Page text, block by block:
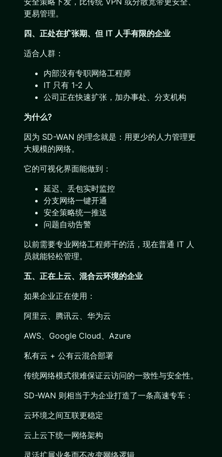
更易管理。
四、正处在扩张期、但 IT 人手有限的企业
适合人群：
内部没有专职网络工程师
IT 只有 1-2 人
公司正在快速扩张，加办事处、分支机构
为什么?
因为 SD-WAN 的理念就是：用更少的人力管理更
大规模的网络。
它的可视化界面能做到：
延迟、丢包实时监控
分支网络一键开通
安全策略统一推送
问题自动告警
以前需要专业网络工程师干的活，现在普通 IT 人
员就能轻松管理。
五、正在上云、混合云环境的企业
如果企业正在使用：
阿里云、腾讯云、华为云
AWS、Google Cloud、Azure
私有云 + 公有云混合部署
传统网络模式很难保证云访问的一致性与安全性。
SD-WAN 则相当于为企业打造了一条高速专车：
云环境之间互联更稳定
云上云下统一网络架构
灵活扩展业务而不改变网络逻辑